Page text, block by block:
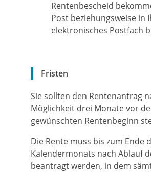
Rentenbescheid
Post beziehungsweise in
elektronisches Postfach
Fristen
Sie sollten den Rentenantrag
Möglichkeit drei Monate vor
gewünschten Rentenbeginn
Die Rente muss bis zum Ende
Kalendermonats nach Ablauf
beantragt werden, in dem